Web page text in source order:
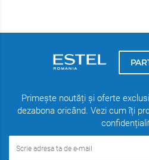
Primește noutăți și oferte
dezabona oricând. Vezi cum îți